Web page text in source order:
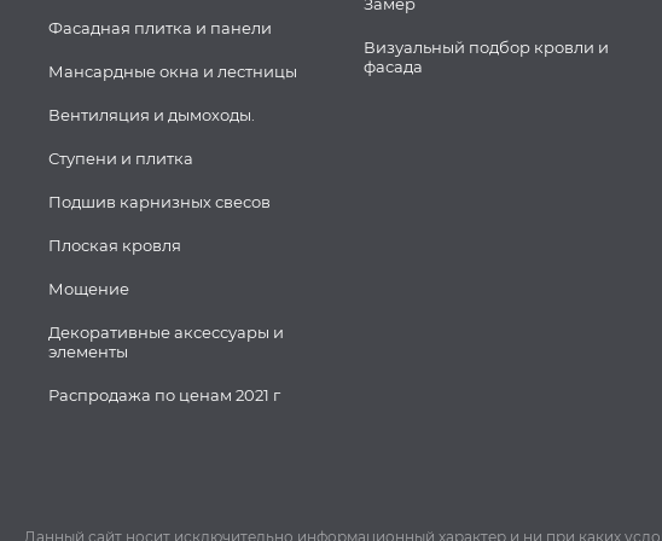
Фасадная плитка и панели
Мансардные окна и лестницы
Вентиляция и дымоходы.
Ступени и плитка
Подшив карнизных свесов
Плоская кровля
Мощение
Декоративные аксессуары и
элементы
Распродажа по ценам 2021 г
Визуальный подбор кровли и
фасада
Данный сайт носит исключительно информационный характер и ни при каких